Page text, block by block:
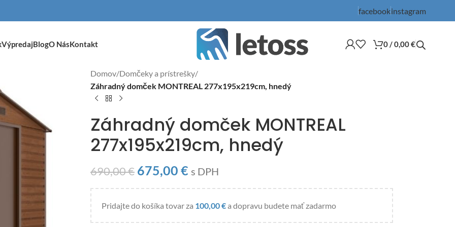
facebookinstagram
VýpredajBlogO NásKontakt 0 /0,00€
Domov/Domčeky a prístrešky/
Záhradný domček MONTREAL 277x195x219cm, hnedý
Záhradný domček MONTREAL
277x195x219cm, hnedý
690,00€ 675,00 € s DPH
Pridajte do košíka tovar za 100,00€a dopravu budete mať zadarmo